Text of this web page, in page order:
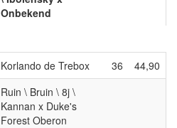
Onbekend
Korlando de Trebox 36
44,90
Ruin \ Bruin \ 8j \
Kannan x Duke's
Forest Oberon